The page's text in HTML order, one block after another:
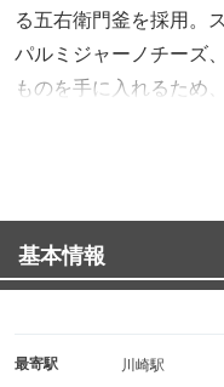
る五右衛門釜を採用。
パルミジャーノチーズ
ものを手に入れるため
パゲッティー。自慢の
材にこだわった、美味
基本情報
最寄駅 川崎駅